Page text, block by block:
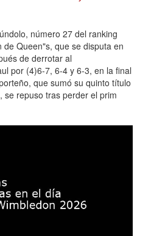
número 27 del ranking
de Queen"s, que se disputa en
de derrotar al
por (4)6-7, 6-4 y 6-3, en la final
que sumó su quinto título
se repuso tras perder el prim